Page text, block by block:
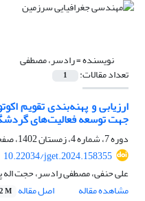
نویسنده =رادسر، مصطفی
تعداد مقالات: 1
ارزیابی و پهنه‌بندی تقویم
جهت توسعه فعالیت‌های
دوره 7، شماره 4، زمستان 1402، صفحه
10.22034/jget.2024.158355
علی حنفی، مصطفی رادسر، حجت اله
مشاهده مقاله
اصل مقاله 2 M